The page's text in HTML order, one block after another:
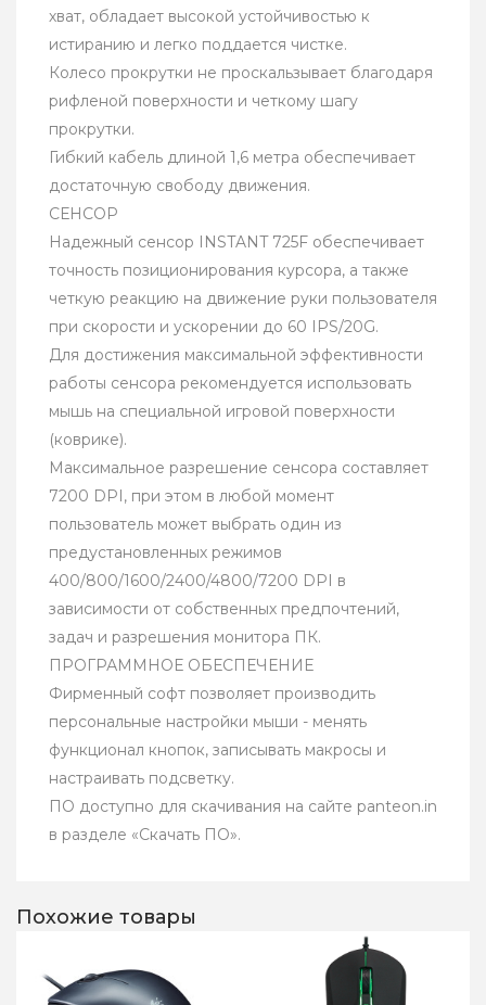
хват, обладает высокой устойчивостью к
истиранию и легко поддается чистке.
Колесо прокрутки не проскальзывает благодаря
рифленой поверхности и четкому шагу
прокрутки.
Гибкий кабель длиной 1,6 метра обеспечивает
достаточную свободу движения.
СЕНСОР
Надежный сенсор INSTANT 725F обеспечивает
точность позиционирования курсора, а также
четкую реакцию на движение руки пользователя
при скорости и ускорении до 60 IPS/20G.
Для достижения максимальной эффективности
работы сенсора рекомендуется использовать
мышь на специальной игровой поверхности
(коврике).
Максимальное разрешение сенсора составляет
7200 DPI, при этом в любой момент
пользователь может выбрать один из
предустановленных режимов
400/800/1600/2400/4800/7200 DPI в
зависимости от собственных предпочтений,
задач и разрешения монитора ПК.
ПРОГРАММНОЕ ОБЕСПЕЧЕНИЕ
Фирменный софт позволяет производить
персональные настройки мыши - менять
функционал кнопок, записывать макросы и
настраивать подсветку.
ПО доступно для скачивания на сайте panteon.in
в разделе «Скачать ПО».
Похожие товары